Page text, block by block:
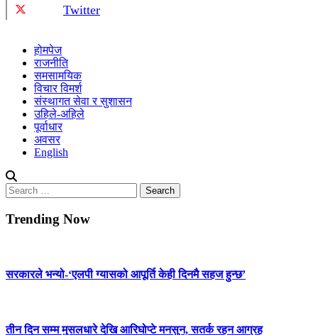
Twitter
होमपेज
राजनीति
समसामयिक
विचार विमर्श
संस्थागत सेवा र सुशासन
उहिले-अहिले
पूर्वाधार
अवसर
English
Search
for:
Trending Now
सरकारले भन्यो-‘एलपी ग्यासको आपूर्ति केही दिनमै सहज हुन्छ’
तीन दिन सम्म मुसलधारे देखि आरिघोप्टे मनसुन, सतर्क रहन आग्रह